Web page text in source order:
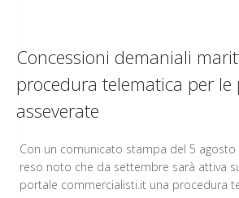
Concessioni demaniali
procedura telematica per le
asseverate
Con un comunicato stampa del 5 agosto
reso noto che da settembre sarà attiva
portale commercialisti.it una procedura